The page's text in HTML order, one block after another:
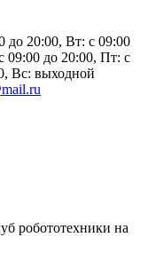
до 20:00, Вт: с 09:00
09:00 до 20:00, Пт: с
Вс: выходной
робототехники на